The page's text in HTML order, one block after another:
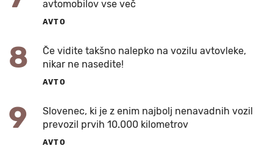
avtomobilov vse več
AVTO
8
Če vidite takšno nalepko na vozilu avtovleke,
nikar ne nasedite!
AVTO
9
Slovenec, ki je z enim najbolj nenavadnih vozil
prevozil prvih 10.000 kilometrov
AVTO